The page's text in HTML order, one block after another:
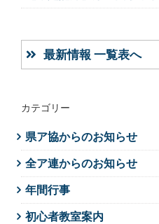
最新情報 一覧表へ
カテゴリー
県ア協からのお知らせ
全ア連からのお知らせ
年間行事
初心者教室案内